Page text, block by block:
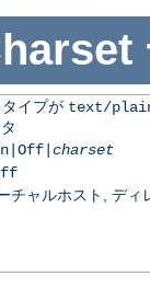
イプが text/
charset
チャルホスト, ディ